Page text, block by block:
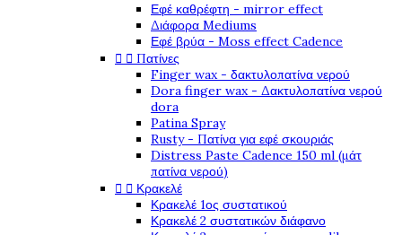
Εφέ καθρέφτη - mirror effect
Διάφορα Mediums
Εφέ βρύα - Moss effect Cadence
  Πατίνες
Finger wax - δακτυλοπατίνα νερού
Dora finger wax - Δακτυλοπατίνα νερού
dora
Patina Spray
Rusty - Πατίνα για εφέ σκουριάς
Distress Paste Cadence 150 ml (μάτ
πατίνα νερού)
  Κρακελέ
Κρακελέ 1ος συστατικού
Κρακελέ 2 συστατικών διάφανο